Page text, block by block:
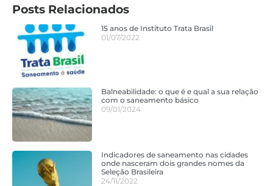
Posts Relacionados
15 anos de Instituto Trata Brasil
01/07/2022
Balneabilidade: o que é e qual a sua relação
com o saneamento básico
09/01/2024
Indicadores de saneamento nas cidades
onde nasceram dois grandes nomes da
Seleção Brasileira
24/11/2022